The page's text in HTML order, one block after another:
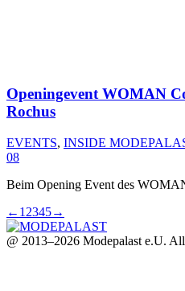
Openingevent WOMAN
Rochus
EVENTS, INSIDE
08
Beim Opening Event des
← 1 2345→
@ 2013–2026 Modepalast e.U.